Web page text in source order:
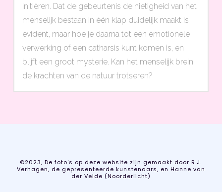
initiëren. Dat de gebeurtenis de nietigheid van het
menselijk bestaan in één klap duidelijk maakt is
evident, maar hoe je daarna tot een emotionele
verwerking of een catharsis kunt komen is, en
blijft een groot mysterie. Kan het menselijk brein
de krachten van de natuur trotseren?
©2023, De foto's op deze website zijn gemaakt door R.J.
Verhagen, de gepresenteerde kunstenaars, en Hanne van
der Velde (Noorderlicht)